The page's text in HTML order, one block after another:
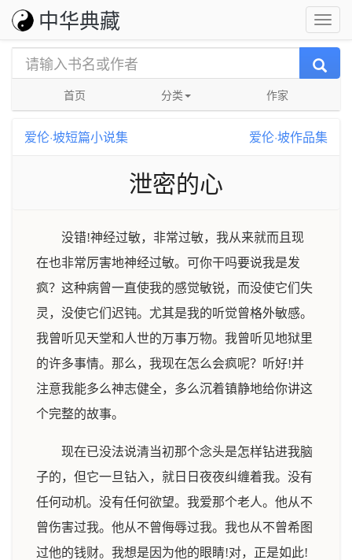
中华典藏
首页 分类 作家
爱伦·坡短篇小说集 爱伦·坡作品集
泄密的心
没错!神经过敏，非常过敏，我从来就而且现
在也非常厉害地神经过敏。可你干吗要说我是发
疯？这种病曾一直使我的感觉敏锐，而没使它们失
灵，没使它们迟钝。尤其是我的听觉曾格外敏感。
我曾听见天堂和人世的万事万物。我曾听见地狱里
的许多事情。那么，我现在怎么会疯呢？听好!并
注意我能多么神志健全，多么沉着镇静地给你讲这
个完整的故事。
现在已没法说清当初那个念头是怎样钻进我脑
子的，但它一旦钻入，就日日夜夜纠缠着我。没有
任何动机。没有任何欲望。我爱那个老人。他从不
曾伤害过我。他从不曾侮辱过我。我也从不曾希图
过他的钱财。我想是因为他的眼睛!对，正是如此!